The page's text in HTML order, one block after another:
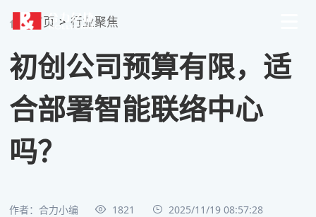
首页 > 行业聚焦
初创公司预算有限，适
合部署智能联络中心
吗？
作者：合力小编 1821 2025/11/19 08:57:28